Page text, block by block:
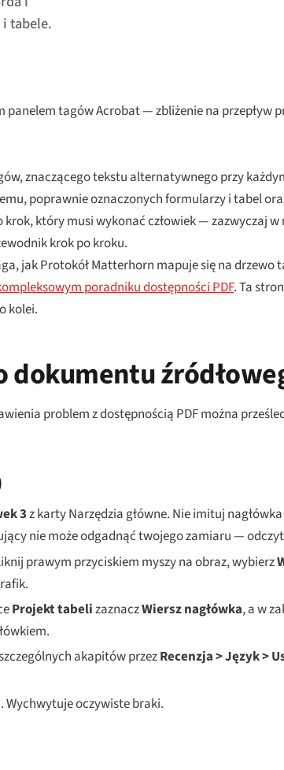
tabele.
panelem tagów Acrobat — zbliżenie na przepływ
znaczącego tekstu alternatywnego przy
poprawnie oznaczonych formularzy i tabel
który musi wykonać człowiek — zazwyczaj
krok po kroku.
jak Protokół Matterhorn mapuje się na drzewo
poradniku dostępności PDF. Ta
kolei.
dokumentu
problem z dostępnością PDF można
3z karty Narzędzia główne. Nie imituj
nie może odgadnąć twojego zamiaru —
prawym przyciskiem myszy na obraz, wybierz
Projekt tabelizaznaczWiersz nagłówka, a w
akapitów przezRecenzja > Język >
Wychwytuje oczywiste braki.